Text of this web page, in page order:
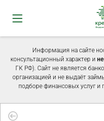
Информация на сайте
консультационный характер и
ГК РФ). Сайт не является
организацией и не выдаёт
подборе финансовых услуг